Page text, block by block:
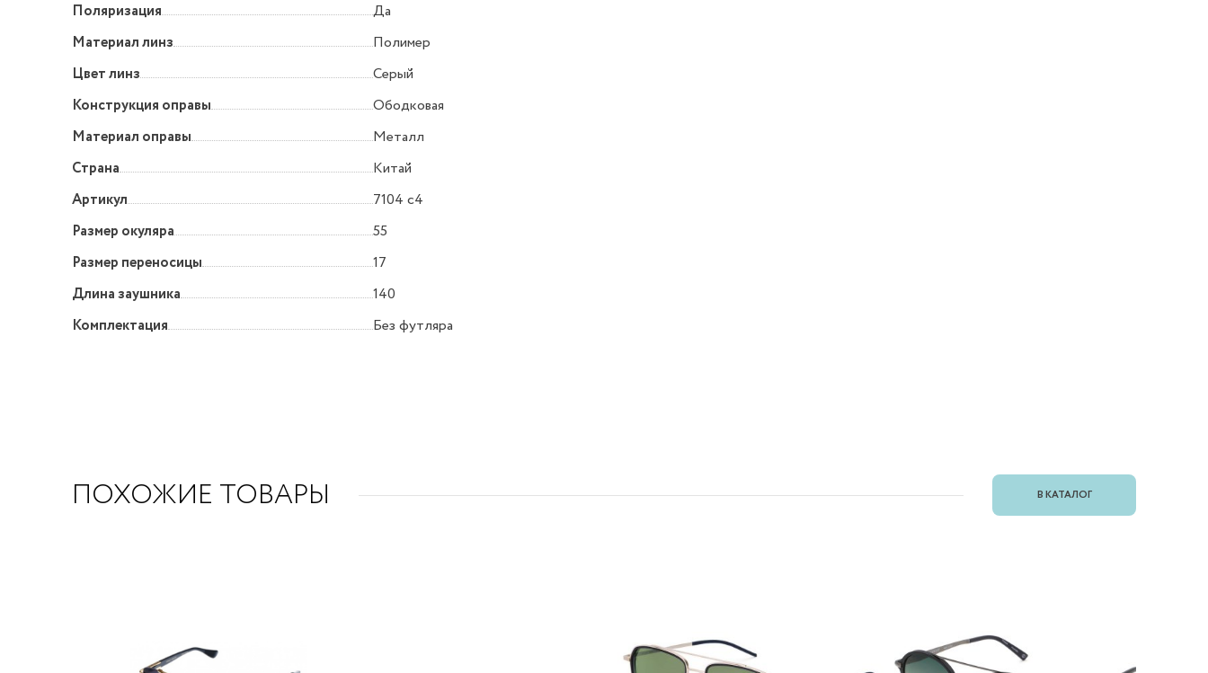
Поляризация
Да
Материал линз
Полимер
Цвет линз
Серый
Конструкция оправы
Ободковая
Материал оправы
Металл
Страна
Китай
Артикул
7104 c4
Размер окуляра
55
Размер переносицы
17
Длина заушника
140
Комплектация
Без футляра
ПОХОЖИЕ ТОВАРЫ В КАТАЛОГ